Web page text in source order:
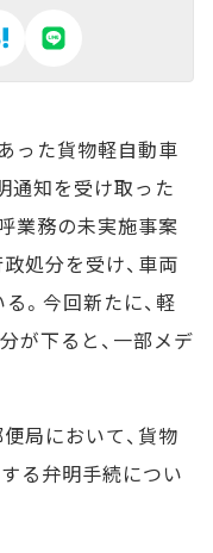
った貨物軽自動車
通知を受け取った
業務の未実施事案
処分を受け、車両
。今回新たに、軽
が下ると、一部メデ
局において、貨物
る弁明手続につい